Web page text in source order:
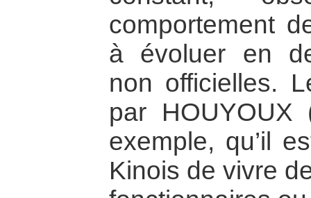
comportement
à évoluer en
non officielles.
par HOUYOUX
exemple, qu’il
Kinois de vivre